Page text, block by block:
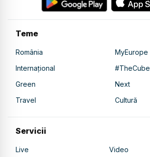
Teme
România
MyEurope
Internațional
#TheCube
Green
Next
Travel
Cultură
Servicii
Live Video